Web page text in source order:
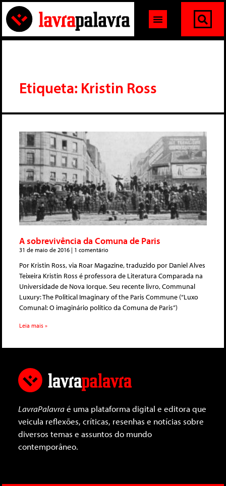
Etiqueta: Kristin Ross
A sobrevivência da Comuna de Paris
31 de maio de 2016 1 comentário
Por Kristin Ross, via Roar Magazine, traduzido por Daniel Alves
Teixeira Kristin Ross é professora de Literatura Comparada na
Universidade de Nova Iorque. Seu recente livro, Communal
Luxury: The Political Imaginary of the Paris Commune (“Luxo
Comunal: O imaginário político da Comuna de Paris”)
Leia mais »
LavraPalavraé uma plataforma digital e editora que
veicula reflexões, críticas, resenhas e notícias sobre
diversos temas e assuntos do mundo
contemporâneo.